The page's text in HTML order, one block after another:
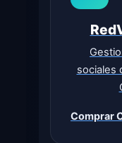
sociales
Comprar